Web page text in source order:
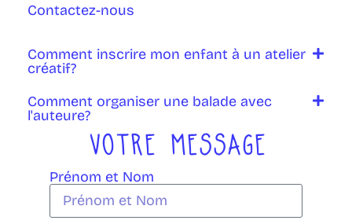
Contactez-nous
Comment inscrire mon enfant à un atelier
créatif?
Comment organiser une balade avec
l'auteure?
VOTRE MESSAGE
Prénom et Nom